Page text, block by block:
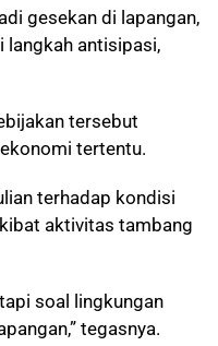
gesekan di lapangan,
langkah antisipasi,
tersebut
tertentu.
terhadap kondisi
aktivitas tambang
soal lingkungan
tegasnya.